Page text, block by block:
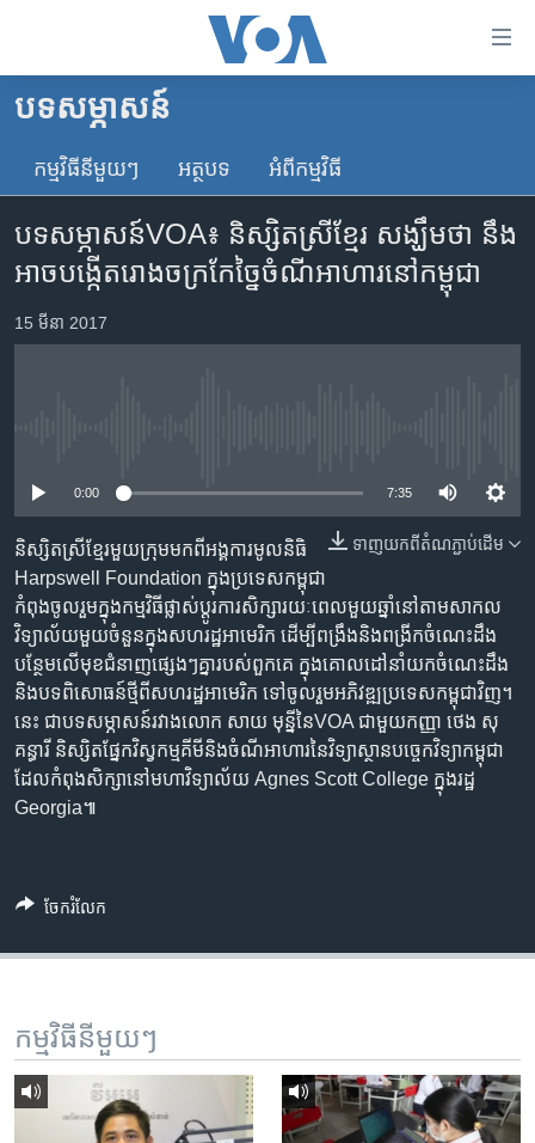
គេហទំព័រ​
និង​
ចូល​
ទំព័រ​
ព័ត៌មាន​​
រចនា
សម្ព័ន្ធ​
រំលង​
និង​
ចូល​
ទៅ​
ស្វែង​
កម្ពុជា
អន្តរជាតិ
ហេឡូវីអូអេ
កម្ពុជាច្នៃប្រតិដ្ឋ
កម្មវិធីទាំងអស់
Khmer English
បណ្តាញ​សង្គម
ភាសា
បទ​សម្ភាសន៍
កម្មវិធី​នីមួយៗ អត្ថបទ​ អំពី​កម្មវិធី​
បទសម្ភាសន៍VOA៖ និស្សិត​ស្រី​ខ្មែរ សង្ឃឹម​​ថា​ នឹង​
អាច​បង្កើត​រោងចក្រ​កែច្នៃ​ចំណី​អាហារ​នៅ​កម្ពុជា
15 មីនា 2017
0:00 7:35
ទាញ​យក​ពី​តំណភ្ជាប់​ដើម
និស្សិត​ស្រី​ខ្មែរ​មួយ​ក្រុម​មក​ពី​អង្គការ​មូលនិធិ
Harpswell Foundation ក្នុង​ប្រទេស​កម្ពុជា
កំពុង​ចូលរួម​ក្នុង​កម្មវិធី​ផ្លាស់ប្ដូរ​ការ​សិក្សា​រយៈ​ពេល​មួយ​ឆ្នាំ​នៅ​តាម​សាកល​
វិទ្យាល័យ​មួយ​ចំនួន​ក្នុង​សហរដ្ឋ​អាមេរិក ដើម្បី​ពង្រឹង​និង​ពង្រីក​ចំណេះ​ដឹង​
បន្ថែម​លើ​មុខជំនាញ​ផ្សេងៗ​គ្នា​របស់​ពួកគេ ក្នុង​គោលដៅ​នាំ​យក​ចំណេះដឹង​
និង​បទពិសោធន៍​ថ្មី​ពី​សហរដ្ឋ​អាមេរិក ទៅ​ចូលរួម​អភិវឌ្ឍ​ប្រទេស​កម្ពុជា​វិញ។
នេះ ជា​បទសម្ភាសន៍​រវាង​លោក សាយ មុន្នី​នៃ​VOA ជាមួយ​កញ្ញា ថេង សុ
គន្ធារី និស្សិត​ផ្នែក​វិស្វកម្ម​គីមី​និង​ចំណី​អាហារ​នៃ​វិទ្យាស្ថាន​បច្ចេកវិទ្យា​កម្ពុជា
ដែល​កំពុង​សិក្សា​នៅ​មហាវិទ្យាល័យ Agnes Scott College ក្នុង​រដ្ឋ​
Georgia៕
ចែករំលែក
កម្មវិធី​នីមួយៗ